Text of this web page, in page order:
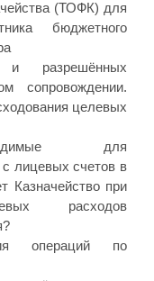
(ТОФК) для
бюджетного
и разрешённых
сопровождении.
целевых
для
с лицевых счетов в
Казначейство при
расходов
операций по